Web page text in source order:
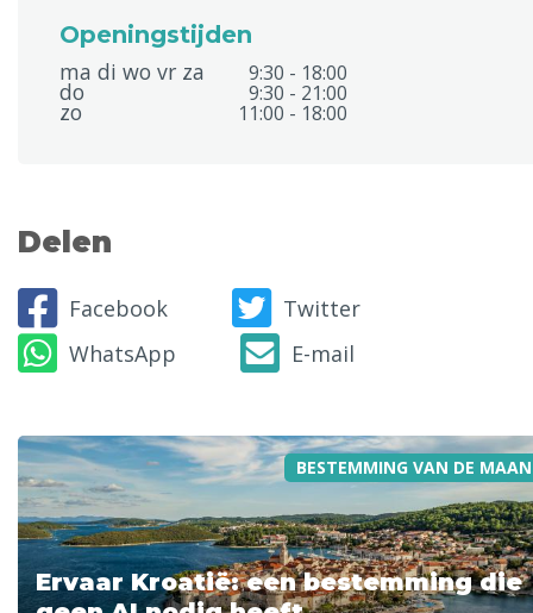
Openingstijden
ma di wo vr za
9:30 - 18:00
do 9:30 - 21:00
zo 11:00 - 18:00
Delen
Facebook
Twitter
WhatsApp
E-mail
BESTEMMING VAN DE
Ervaar Kroatië: een bestemming die